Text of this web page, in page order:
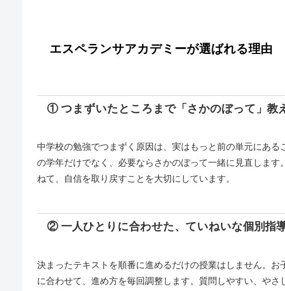
エスペランサアカデミーが選ばれる理由
① つまずいたところまで「さかのぼって」教
中学校の勉強でつまずく原因は、実はもっと前の単元にあ
の学年だけでなく、必要ならさかのぼって一緒に見直しま
ねて、自信を取り戻すことを大切にしています。
② 一人ひとりに合わせた、ていねいな個別指
決まったテキストを順番に進めるだけの授業はしません。
に合わせて、進め方を毎回調整します。質問しやすい、やさ